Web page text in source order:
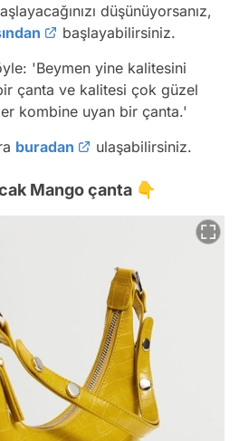
düşünüyorsanız,
başlayabilirsiniz.
'Beymen yine kalitesini
çanta ve kalitesi çok güzel
kombine uyan bir çanta.'
buradan ulaşabilirsiniz.
Mango çanta 👇